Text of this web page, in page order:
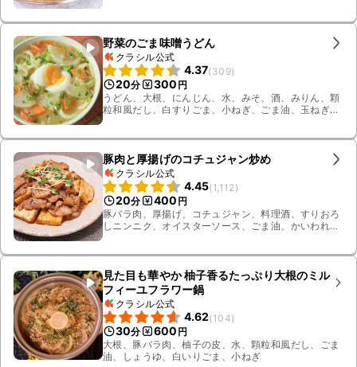
野菜のごま味噌うどん
クラシル公式
4.37(309)
20分 300 円
うどん、大根、にんじん、水、みそ、酒、みりん、顆
粒和風だし、白すりごま、小ねぎ、ごま油、玉ねぎ、
豚肉と厚揚げのコチュジャン炒め
クラシル公式
4.45(1,112 )
20分 400 円
豚バラ肉、厚揚げ、コチュジャン、料理酒、すりおろ
しニンニク、オイスターソース、ごま油、かいわれ大
見た目も華やか 柚子香るたっぷり大根のミル
フィーユフラワー鍋
クラシル公式
4.62(104)
30分 600 円
大根、豚バラ肉、柚子の皮、水、顆粒和風だし、ごま
油、しょうゆ、白いりごま、小ねぎ